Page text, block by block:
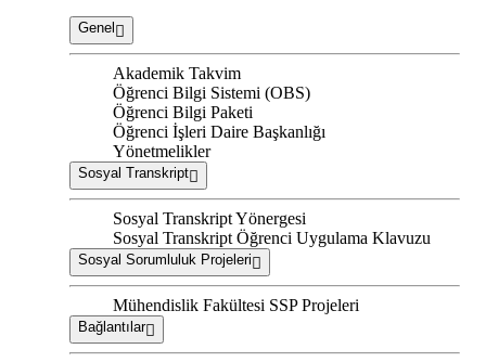
Genel
Akademik Takvim
Öğrenci Bilgi Sistemi (OBS)
Öğrenci Bilgi Paketi
Öğrenci İşleri Daire Başkanlığı
Yönetmelikler
Sosyal Transkript
Sosyal Transkript Yönergesi
Sosyal Transkript Öğrenci Uygulama Klavuzu
Sosyal Sorumluluk Projeleri
Mühendislik Fakültesi SSP Projeleri
Bağlantılar